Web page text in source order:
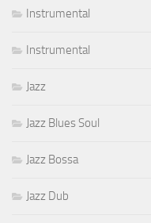
Instrumental
Instrumental
Jazz
Jazz Blues Soul
Jazz Bossa
Jazz Dub